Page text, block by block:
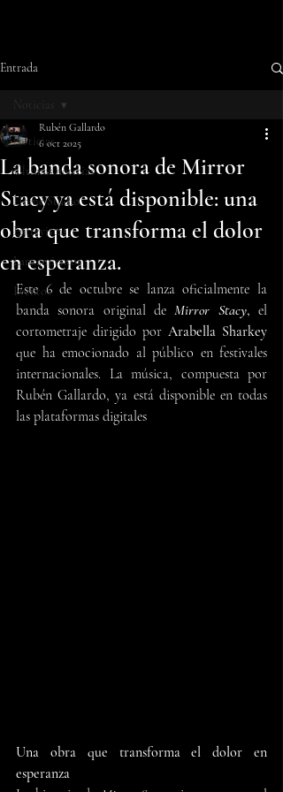
Entrada
Noticias
Últimas noticias
Home Studio
Entrevistas
Lanzamientos
Eventos
Noticias
La banda sonora de Mirror
Stacy ya está disponible: una
obra que transforma el dolor
en esperanza.
Rubén Gallardo
6 oct 2025
Este 6 de octubre se lanza oficialmente la
banda sonora original de Mirror Stacy, el
cortometraje dirigido por Arabella Sharkey
que ha emocionado al público en festivales
internacionales. La música, compuesta por
Rubén Gallardo, ya está disponible en todas
las plataformas digitales
Una obra que transforma el dolor en
esperanza